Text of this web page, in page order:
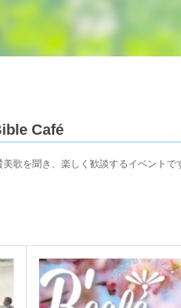
Café
歌を聞き、楽しく歓談するイベントで